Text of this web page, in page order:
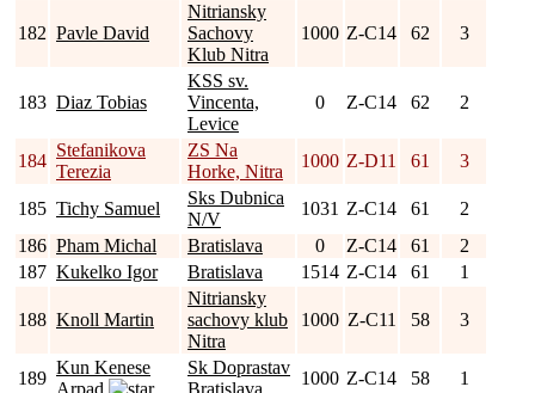
182 Pavle David
Nitriansky
Sachovy
Klub Nitra
1000 Z-C14 62 3
183 Diaz Tobias
KSS sv.
Vincenta,
Levice
0 Z-C14 62 2
184
Stefanikova
Terezia
ZS Na
Horke, Nitra
1000 Z-D11 61 3
185 Tichy Samuel
Sks Dubnica
N/V
1031 Z-C14 61
2
186 Pham Michal Bratislava 0 Z-C14 61
2
187 Kukelko Igor Bratislava 1514 Z-C14 61 1
188 Knoll Martin
Nitriansky
sachovy klub
Nitra
1000 Z-C11 58 3
189
Kun Kenese
Arpad
Sk Doprastav
Bratislava
1000 Z-C14 58 1